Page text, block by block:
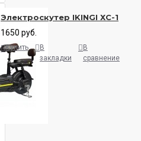
Электроскутер IKINGI ХС-1
1650 руб.
Купить
В
закладки
В
сравнение